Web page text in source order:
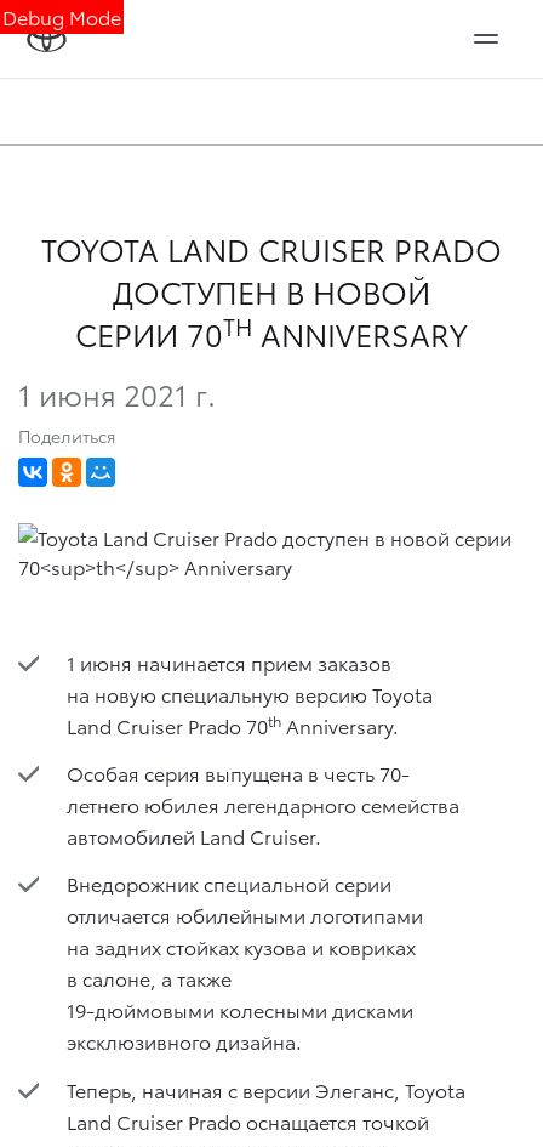
Debug Mode
TOYOTA LAND CRUISER PRADO
ДОСТУПЕН В НОВОЙ
СЕРИИ 70TH ANNIVERSARY
1 июня 2021 г.
Поделиться
1 июня начинается прием заказов
на новую специальную версию Toyota
Land Cruiser Prado 70th Anniversary.
Особая серия выпущена в честь 70-
летнего юбилея легендарного семейства
автомобилей Land Cruiser.
Внедорожник специальной серии
отличается юбилейными логотипами
на задних стойках кузова и ковриках
в салоне, а также
19-дюймовыми колесными дисками
эксклюзивного дизайна.
Теперь, начиная с версии Элеганс, Toyota
Land Cruiser Prado оснащается точкой